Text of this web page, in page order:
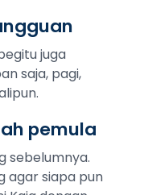
juga
saja, pagi,
pemula
sebelumnya.
agar siapa pun